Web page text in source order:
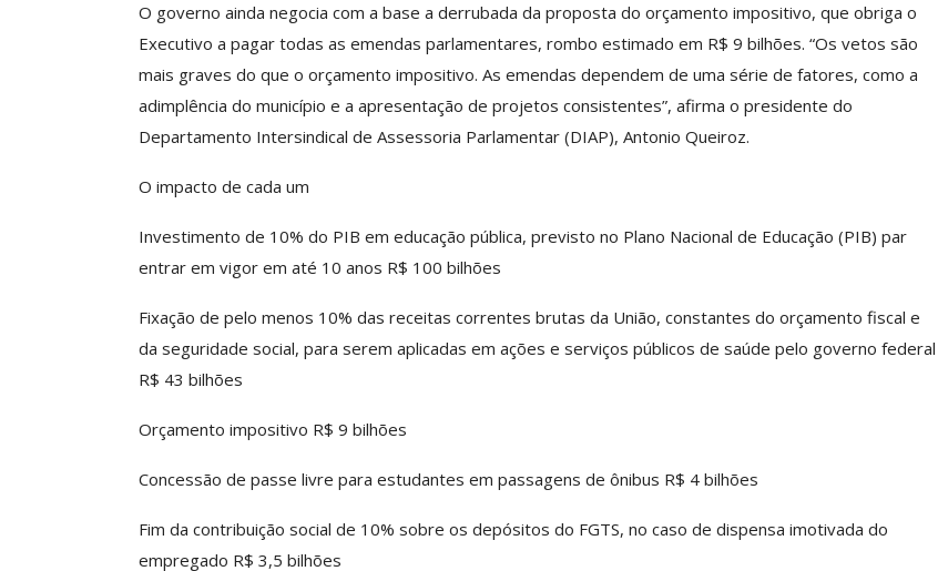
O governo ainda negocia com a base a derrubada da proposta do orçamento impositivo, que obriga o
Executivo a pagar todas as emendas parlamentares, rombo estimado em R$ 9 bilhões. “Os vetos são
mais graves do que o orçamento impositivo. As emendas dependem de uma série de fatores, como a
adimplência do município e a apresentação de projetos consistentes”, afirma o presidente do
Departamento Intersindical de Assessoria Parlamentar (DIAP), Antonio Queiroz.
O impacto de cada um
Investimento de 10% do PIB em educação pública, previsto no Plano Nacional de Educação (PIB) par
entrar em vigor em até 10 anos R$ 100 bilhões
Fixação de pelo menos 10% das receitas correntes brutas da União, constantes do orçamento fiscal e
da seguridade social, para serem aplicadas em ações e serviços públicos de saúde pelo governo federal
R$ 43 bilhões
Orçamento impositivo R$ 9 bilhões
Concessão de passe livre para estudantes em passagens de ônibus R$ 4 bilhões
Fim da contribuição social de 10% sobre os depósitos do FGTS, no caso de dispensa imotivada do
empregado R$ 3,5 bilhões